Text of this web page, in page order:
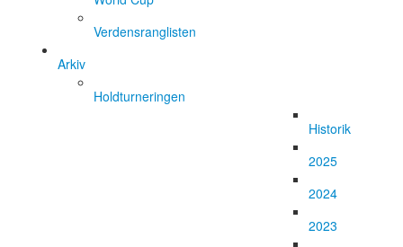
Verdensranglisten
Arkiv
Holdturneringen
Historik
2025
2024
2023